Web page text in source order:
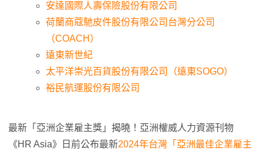
安達國際人壽保險股份有限公司
荷蘭商蔻馳皮件股份有限公司台灣分公司
（COACH）
遠東新世紀
太平洋崇光百貨股份有限公司（遠東SOGO）
裕民航運股份有限公司
最新「亞洲企業雇主獎」揭曉！亞洲權威人力資源刊物
《HR Asia》日前公布最新2024年台灣「亞洲最佳企業雇主